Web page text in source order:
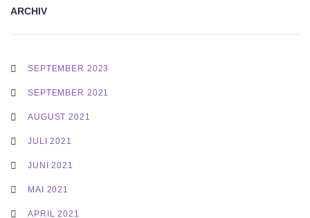
ARCHIV
SEPTEMBER 2023
SEPTEMBER 2021
AUGUST 2021
JULI 2021
JUNI 2021
MAI 2021
APRIL 2021